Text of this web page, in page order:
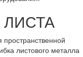
ЛИСТА
пространственной
листового металла